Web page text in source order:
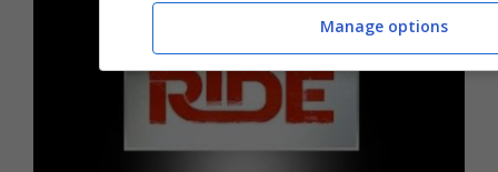
Manage options